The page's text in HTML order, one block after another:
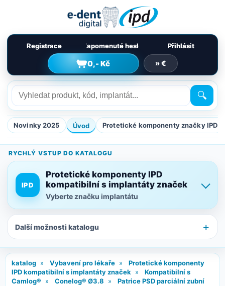
Registrace Zapomenuté heslo
0,- Kč » €
Přihlásit
🔍
Novinky 2025 Úvod Protetické komponenty značky IPD
RYCHLÝ VSTUP DO KATALOGU
IPD
Protetické komponenty IPD
kompatibilní s implantáty značek
Vyberte značku implantátu
Další možnosti katalogu
katalog » Vybavení pro lékaře » Protetické komponenty
IPD kompatibilní s implantáty značek » Kompatibilní s
Camlog® » Conelog® Ø3.8 » Patrice PSD parciální zubní